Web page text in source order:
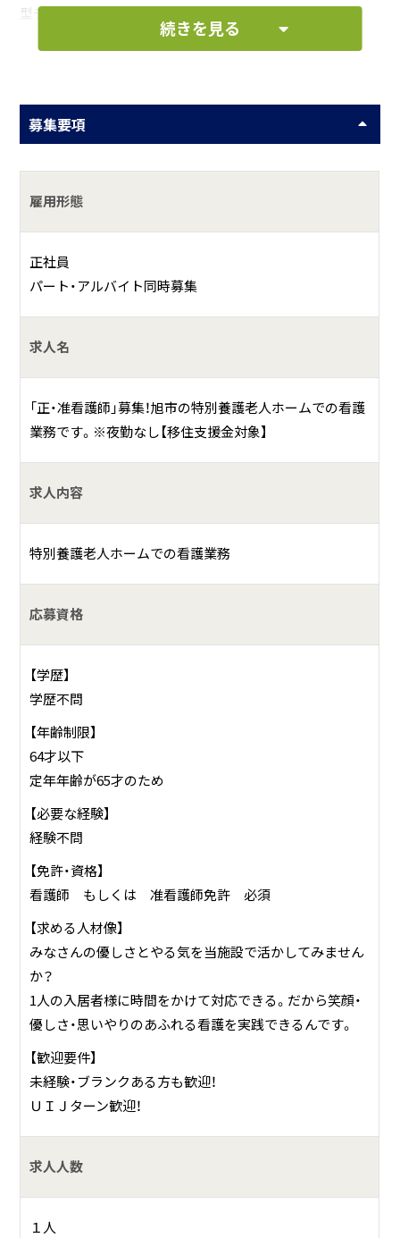
型ディサービスを併設。
・平成19年、サテライト型ユニット型地域密着型小規模特養
具体的には？
◆特別養護老人ホーム 東風荘
身体的または精神的な障害により常時介護が必要とされる
方で、介護認定により原則「要介護3」以上の認定を受けてい
◆ショートステイ
短期間・一時的もしくは定期的に入所して、日常生活上の支
援や機能訓練等のサービスが受けられます。
介護認定により「要支援１」以上の認定を受けている高齢者
◆特別養護老人ホーム東風荘 松里館
旭市にお住まいの方を対象とした地域密着型の施設です。２
つの生活単位（ユニット）から構成され、全部屋個室となって
います。介護認定により原則「要介護3」以上の認定を受けて
◆デイサービス
旭市にお住いの方を対象として日中、デイサービスセンター
に通って頂き、日常生活のお世話や機能訓練を行うサービス
方にご利用頂けるサービスです。
定員15名（１日の利用）
続きを見る
募集要項
雇用形態
正社員
パート・アルバイト同時募集
求人名
「正・准看護師」募集！旭市の特別養護老人ホームでの看護
業務です。※夜勤なし【移住支援金対象】
求人内容
特別養護老人ホームでの看護業務
応募資格
【学歴】
学歴不問
【年齢制限】
64才以下
定年年齢が65才のため
【必要な経験】
経験不問
【免許・資格】
看護師 もしくは 准看護師免許 必須
【求める人材像】
みなさんの優しさとやる気を当施設で活かしてみません
か？
1人の入居者様に時間をかけて対応できる。だから笑顔・
優しさ・思いやりのあふれる看護を実践できるんです。
【歓迎要件】
未経験・ブランクある方も歓迎！
ＵＩＪターン歓迎！
求人人数
１人